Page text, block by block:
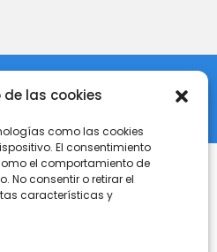
las cookies
como las cookies
El consentimiento
el comportamiento de
No consentir o retirar el
características y